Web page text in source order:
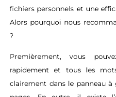
fichiers personnels et une
Alors pourquoi nous
?
Premièrement, vous
rapidement et tous les
clairement dans le panneau